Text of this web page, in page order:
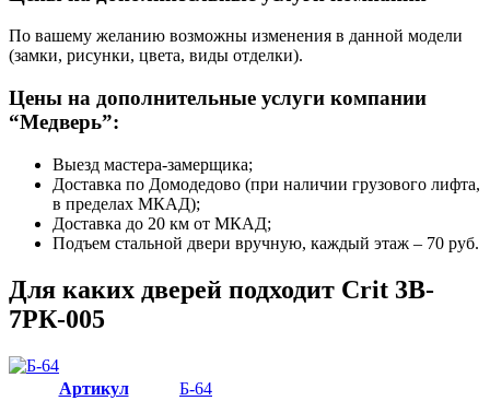
По вашему желанию возможны изменения в данной модели
(замки, рисунки, цвета, виды отделки).
Цены на дополнительные услуги компании
“Медверь”:
Выезд мастера-замерщика;
Доставка по Домодедово (при наличии грузового лифта,
в пределах МКАД);
Доставка до 20 км от МКАД;
Подъем стальной двери вручную, каждый этаж – 70 руб.
Для каких дверей подходит Crit 3B-
7РК-005
Артикул
Б-64